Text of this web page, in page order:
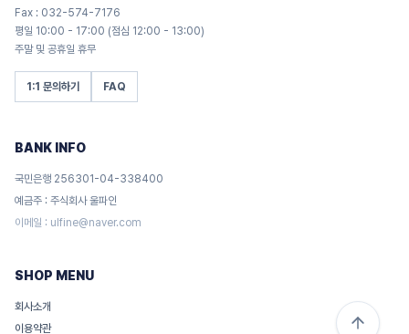
Fax : 032-574-7176
평일 10:00 - 17:00 (점심 12:00 - 13:00)
주말 및 공휴일 휴무
1:1 문의하기 FAQ
BANK INFO
국민은행 256301-04-338400
예금주 : 주식회사 울파인
이메일 : ulfine@naver.com
SHOP MENU
회사소개
이용약관